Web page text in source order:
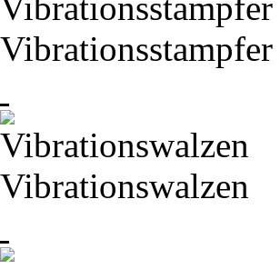
Vibrationsstampfer
Vibrationswalzen